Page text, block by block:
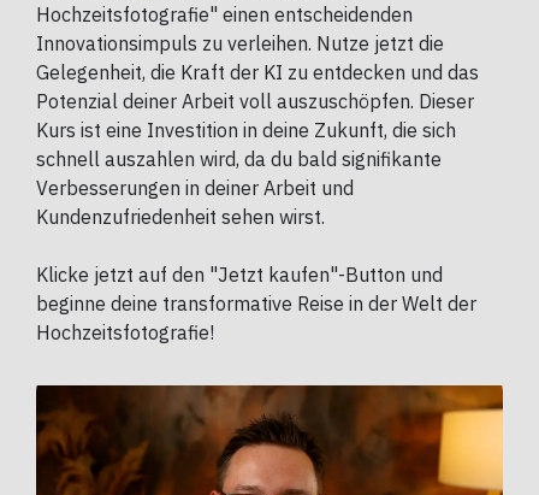
Hochzeitsfotografie" einen entscheidenden
Innovationsimpuls zu verleihen. Nutze jetzt die
Gelegenheit, die Kraft der KI zu entdecken und das
Potenzial deiner Arbeit voll auszuschöpfen. Dieser
Kurs ist eine Investition in deine Zukunft, die sich
schnell auszahlen wird, da du bald signifikante
Verbesserungen in deiner Arbeit und
Kundenzufriedenheit sehen wirst.
Klicke jetzt auf den "Jetzt kaufen"-Button und
beginne deine transformative Reise in der Welt der
Hochzeitsfotografie!